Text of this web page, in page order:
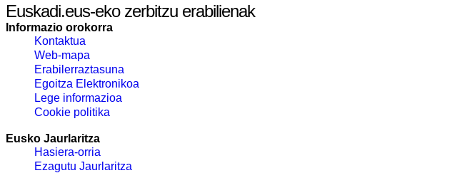
Euskadi.eus-eko zerbitzu erabilienak
Informazio orokorra
Kontaktua
Web-mapa
Erabilerraztasuna
Egoitza Elektronikoa
Lege informazioa
Cookie politika
Eusko Jaurlaritza
Hasiera-orria
Ezagutu Jaurlaritza